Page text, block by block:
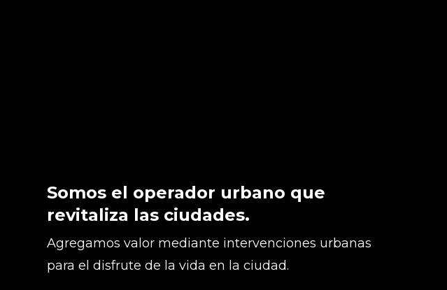
Somos el operador urbano que
revitaliza las ciudades.
Agregamos valor mediante intervenciones urbanas
para el disfrute de la vida en la ciudad.